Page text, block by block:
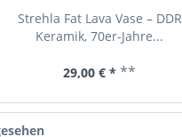
Strehla Fat Lava Vase – DDR
Keramik, 70er-Jahre...
29,00 € * **